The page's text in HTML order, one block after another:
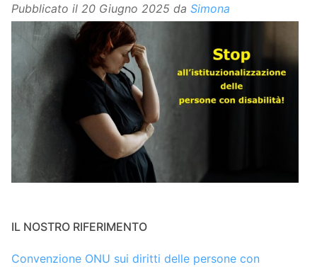
Pubblicato il 20 Giugno 2025 da Simona
IL NOSTRO RIFERIMENTO
Convenzione ONU sui diritti delle persone con